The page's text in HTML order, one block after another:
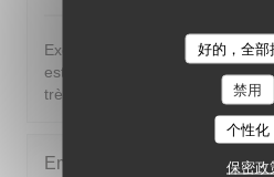
好的，全部
禁用
个性化
保密政
Excellent ! Tout est délicieux,
est vraiment au top :
très professionnel. Je
Emilie